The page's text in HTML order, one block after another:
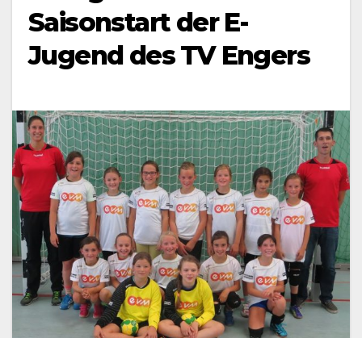
Saisonstart der E-
Jugend des TV Engers